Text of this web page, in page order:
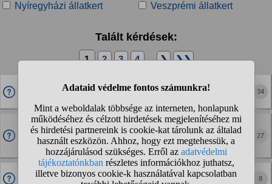
Nyíregyházi állatkert
Veszprémi állatkert
Talált kérdések:
1 2 3 4 ... ❯ ❯❯
Hol lehet medvét simogatni?
34
Az állatkertek lényegében börtönök, állatoknak?
Ráadásul még pénzért is lehet nézegetni őket a
nagyközönségnek. Szerencsétlen állatok.
27
Kacsacsőrű emlős van a budapesti állatkertben? 8